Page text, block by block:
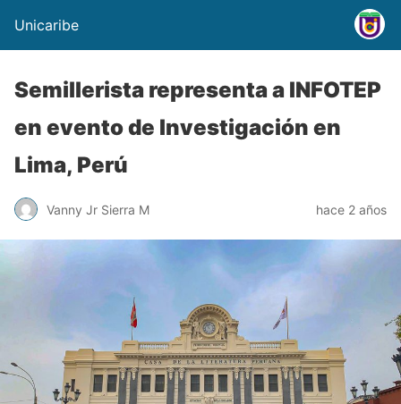
Unicaribe
Semillerista representa a INFOTEP
en evento de Investigación en
Lima, Perú
Vanny Jr Sierra M hace 2 años